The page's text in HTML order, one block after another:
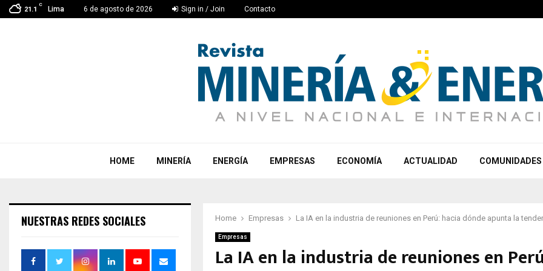
21.1
C
Lima 6 de agosto de 2026 Sign in / Join Contacto
HOME MINERÍA ENERGÍA EMPRESAS ECONOMÍA ACTUALIDAD COMUNIDADES
Home Empresas La IA en la industria de reuniones en Perú: hacia dónde apunta la
Empresas
La IA en la industria de reuniones en
NUESTRAS REDES SOCIALES